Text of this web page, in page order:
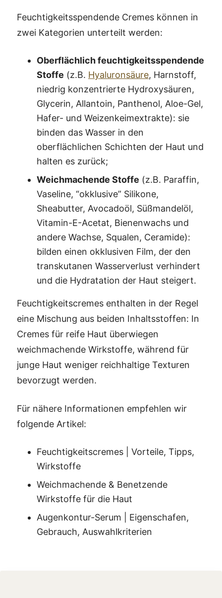
Feuchtigkeitsspendende Cremes können in
zwei Kategorien unterteilt werden:
Oberflächlich feuchtigkeitsspendende
Stoffe (z.B. Hyaluronsäure, Harnstoff,
niedrig konzentrierte Hydroxysäuren,
Glycerin, Allantoin, Panthenol, Aloe-Gel,
Hafer- und Weizenkeimextrakte): sie
binden das Wasser in den
oberflächlichen Schichten der Haut und
halten es zurück;
Weichmachende Stoffe (z.B. Paraffin,
Vaseline, “okklusive” Silikone,
Sheabutter, Avocadoöl, Süßmandelöl,
Vitamin-E-Acetat, Bienenwachs und
andere Wachse, Squalen, Ceramide):
bilden einen okklusiven Film, der den
transkutanen Wasserverlust verhindert
und die Hydratation der Haut steigert.
Feuchtigkeitscremes enthalten in der Regel
eine Mischung aus beiden Inhaltsstoffen: In
Cremes für reife Haut überwiegen
weichmachende Wirkstoffe, während für
junge Haut weniger reichhaltige Texturen
bevorzugt werden.
Für nähere Informationen empfehlen wir
folgende Artikel:
Feuchtigkeitscremes | Vorteile, Tipps,
Wirkstoffe
Weichmachende & Benetzende
Wirkstoffe für die Haut
Augenkontur-Serum | Eigenschafen,
Gebrauch, Auswahlkriterien